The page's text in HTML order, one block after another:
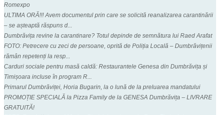
Romexpo
ULTIMA ORĂ!!! Avem documentul prin care se solicită reanalizarea carantinării
– se așteaptă răspuns d...
Dumbrăvița revine la carantinare? Totul depinde de semnătura lui Raed Arafat
FOTO: Petrecere cu zeci de persoane, oprită de Poliția Locală – Dumbrăvițenii
rămân repetenți la resp...
Carduri sociale pentru masă caldă: Restaurantele Genesa din Dumbrăvița și
Timișoara incluse în program R...
Primarul Dumbrăviței, Horia Bugarin, la o lună de la preluarea mandatului
PROMOȚIE SPECIALĂ la Pizza Family de la GENESA Dumbrăvița – LIVRARE
GRATUITĂ!